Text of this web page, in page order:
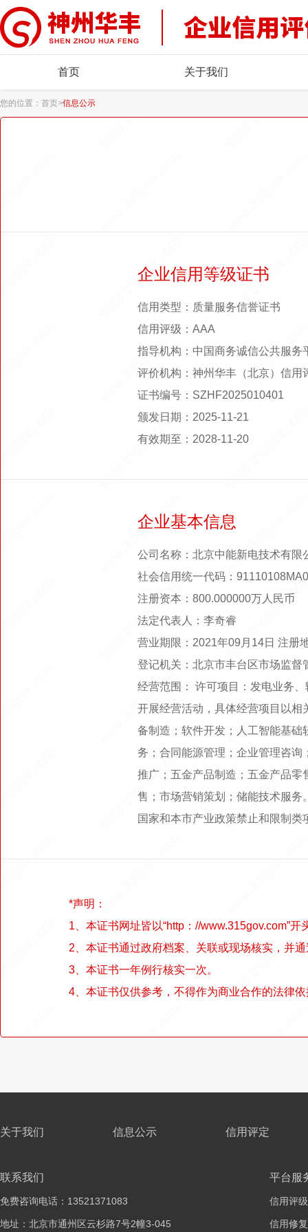
首页 关于我们
您的位置： 首页>信息公示
企业信用等级证书
信用类型：质量服务信誉证书
信用评级：AAA
指导机构：中国商务诚信公共服务
评价机构：神州华丰（北京）信用
证书编号：SZHF2025010401
颁发日期：2025-11-21
有效期至：2028-11-20
企业基本信息
公司名称：北京中能新电技术有限
社会信用统一代码：
注册资本：800.000000万人民币
法定代表人：李奇睿
营业期限：2021年09月14日 注册
登记机关：北京市丰台区市场监督
经营范围： 许可项目：发电业务
开展经营活动，具体经营项目以
备制造；软件开发；人工智能基
务；合同能源管理；企业管理咨
推广；五金产品制造；五金产品
售；市场营销策划；储能技术服
国家和本市产业政策禁止和限制类
*声明：
1、本证书网址皆以“http：//www.315gov.com”开
2、本证书通过政府档案、关联或现场核实，并
3、本证书一年例行核实一次。
4、本证书仅供参考，不得作为商业合作的法律
关于我们 信息公示 信用评定
联系我们
免费咨询电话：13521371083
地址：北京市通州区云杉路7号2幢3-045
平台服
信用评级
信用修复